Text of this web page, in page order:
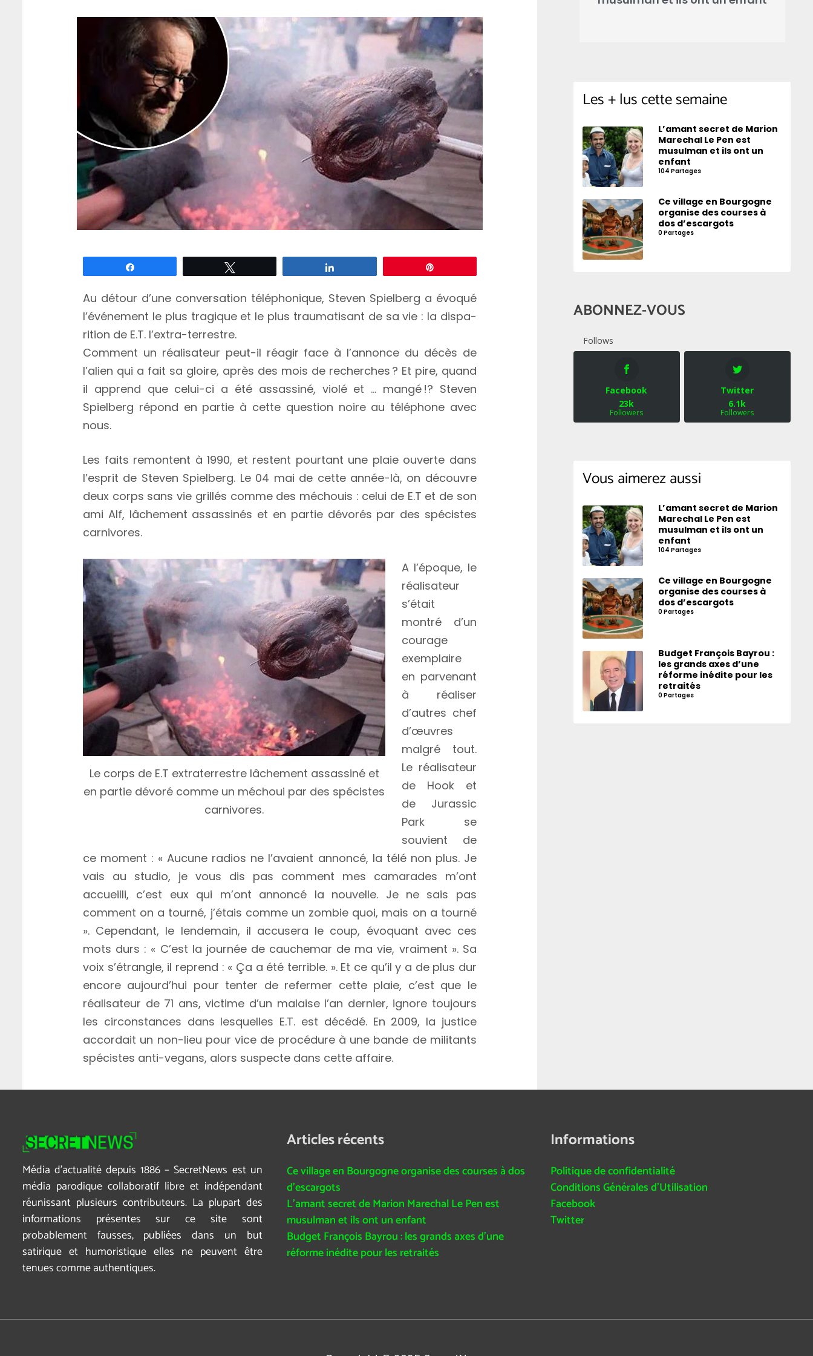
Au détour d’une conversation téléphonique, Steven Spielberg a évoqué
l’événe­ment le plus tragique et le plus trau­ma­ti­sant de sa vie : la dispa­
ri­tion de E.T. l’extra-terrestre.
Comment un réalisateur peut-il réagir face à l’an­nonce du décès de
l’alien qui a fait sa gloire, après des mois de recherches ? Et pire, quand
il apprend que celui-ci a été assas­si­né, violé et … mangé !? Steven
Spielberg répond en partie à cette ques­tion noire au téléphone avec
nous.
Les faits remontent à 1990, et restent pour­tant une plaie ouverte dans
l’es­prit de Steven Spielberg. Le 04 mai de cette année-là, on découvre
deux corps sans vie grillés comme des méchouis : celui de E.T et de son
ami Alf, lâchement assassinés et en partie dévorés par des spécistes
carnivores.
Le corps de E.T extraterrestre lâchement assassiné et
en partie dévoré comme un méchoui par des spécistes
carnivores.
A l’époque, le
réalisateur
s’était
montré d’un
courage
exemplaire
en parvenant
à réaliser
d’autres chef
d’œuvres
malgré tout.
Le réalisateur
de Hook et
de Jurassic
Park se
souvient de
ce moment : « Aucune radios ne l’avaient annoncé, la télé non plus. Je
vais au studio, je vous dis pas comment mes cama­rades m’ont
accueilli, c’est eux qui m’ont annoncé la nouvelle. Je ne sais pas
comment on a tourné, j’étais comme un zombie quoi, mais on a tourné
». Cepen­dant, le lende­main, il accu­sera le coup, évoquant avec ces
mots durs : « C’est la jour­née de cauche­mar de ma vie, vrai­ment ». Sa
voix s’étrangle, il reprend : « Ça a été terrible. ». Et ce qu’il y a de plus dur
encore aujourd’­hui pour tenter de refer­mer cette plaie, c’est que le
réalisateur de 71 ans, victime d’un malaise l’an dernier, ignore toujours
les circons­tances dans lesquelles E.T. est décé­dé. En 2009, la justice
accor­dait un non-lieu pour vice de procédure à une bande de militants
spécistes anti-vegans, alors suspecte dans cette affaire.
Les + lus cette semaine
L’amant secret de Marion
Marechal Le Pen est
musulman et ils ont un
enfant
104 Partages
Ce village en Bourgogne
organise des courses à
dos d’escargots
0 Partages
ABONNEZ-VOUS
Follows
Facebook
23k
Followers
Twitter
6.1k
Followers
Vous aimerez aussi
L’amant secret de Marion
Marechal Le Pen est
musulman et ils ont un
enfant
104 Partages
Ce village en Bourgogne
organise des courses à
dos d’escargots
0 Partages
Budget François Bayrou :
les grands axes d’une
réforme inédite pour les
retraités
0 Partages
Média d’actualité depuis 1886 – SecretNews est un
média parodique collaboratif libre et indépendant
réunissant plusieurs contributeurs. La plupart des
informations présentes sur ce site sont
probablement fausses, publiées dans un but
satirique et humoristique elles ne peuvent être
tenues comme authentiques.
Articles récents
Ce village en Bourgogne organise des courses à dos
d’escargots
L’amant secret de Marion Marechal Le Pen est
musulman et ils ont un enfant
Budget François Bayrou : les grands axes d’une
réforme inédite pour les retraités
Informations
Politique de confidentialité
Conditions Générales d’Utilisation
Facebook
Twitter